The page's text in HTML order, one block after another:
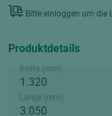
Bitte einloggen um die
Produktdetails
Breite (mm)
Länge (mm)